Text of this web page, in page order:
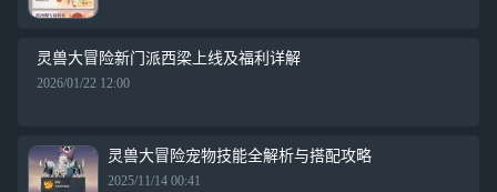
灵兽大冒险新门派西梁上线及福利详解
2026/01/22 12:00
灵兽大冒险宠物技能全解析与搭配攻略
2025/11/14 00:41